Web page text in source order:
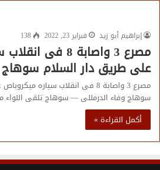
إبراهيم أبو زيد
فبراير 23, 2022 138
مصرع 3 واصابة 8
على طريق دار السلام سوهاج
مصرع 3 واصابة 8 فى انقلاب سياره
سوهاج وفاء الدرمللى — سوهاج تلقى
أكمل القراءة »